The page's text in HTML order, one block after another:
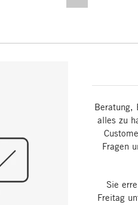
Beratung,
alles zu
Fragen
Sie
Freitag